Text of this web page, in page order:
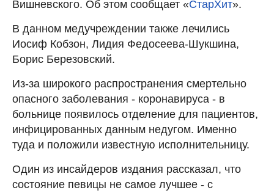
Вишневского. Об этом сообщает «СтарХит».
В данном медучреждении также лечились
Иосиф Кобзон, Лидия Федосеева-Шукшина,
Борис Березовский.
Из-за широкого распространения смертельно
опасного заболевания - коронавируса - в
больнице появилось отделение для пациентов,
инфицированных данным недугом. Именно
туда и положили известную исполнительницу.
Один из инсайдеров издания рассказал, что
состояние певицы не самое лучшее - с